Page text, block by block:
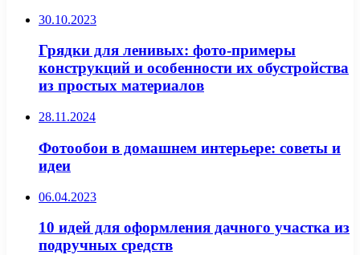
30.10.2023
Грядки для ленивых: фото-примеры
конструкций и особенности их обустройства
из простых материалов
28.11.2024
Фотообои в домашнем интерьере: советы и
идеи
06.04.2023
10 идей для оформления дачного участка из
подручных средств